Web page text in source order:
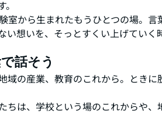
室から生まれたもうひとつの場。言
想いを、そっとすくい上げていく
話そう
域の産業、教育のこれから。ときに
ちは、学校という場のこれからや、